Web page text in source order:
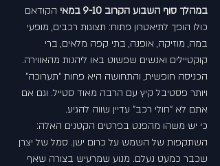
במהלך סוף השבוע הקרוב 9-10 במאי
הקוּדאם
כולו הופך לתיאטרון פתוח: תצוגות רכבים, מופעי
במה, מוזיקה, אופנה, בתי קפה מלאים, ברי
קוקטיילים ואנשים שפשוט באו ליהנות מהאווירה.
הכניסה חופשית, והתחושה היא פחות “תערוכה”
ויותר פסטיבל קיץ עם הרבה מאוד סטייל. וגם אם
אתם לא “חולי רכב” עדיין שווה להגיע.
כי יש משהו מהפנט בפרטים הקטנים האלה:
השתקפות של השמש על כרום ישן. סמל של יצרן
שכבר כמעט נעלם. מנוע שמרעיש בצורה שאף